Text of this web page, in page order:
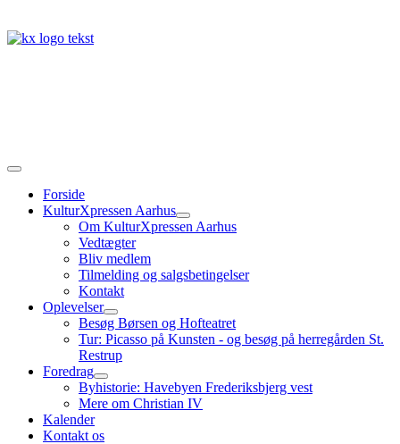
Forside
KulturXpressen Aarhus
Om KulturXpressen Aarhus
Vedtægter
Bliv medlem
Tilmelding og salgsbetingelser
Kontakt
Oplevelser
Besøg Børsen og Hofteatret
Tur: Picasso på Kunsten - og besøg på herregården St.
Restrup
Foredrag
Byhistorie: Havebyen Frederiksbjerg vest
Mere om Christian IV
Kalender
Kontakt os